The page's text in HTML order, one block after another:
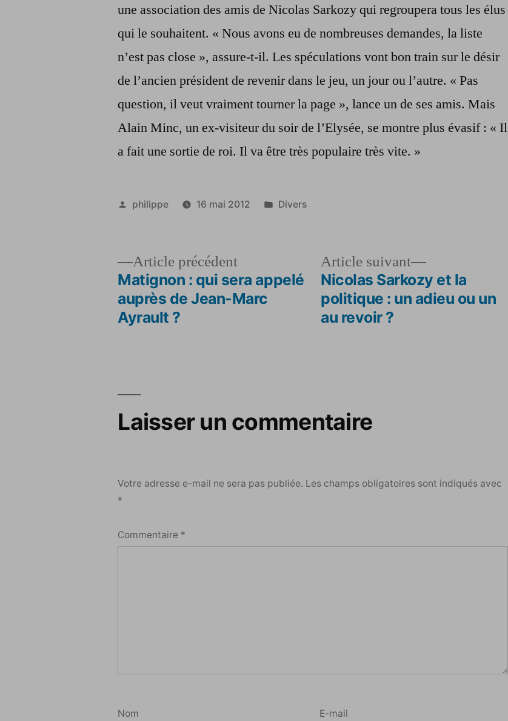
une association des amis de Nicolas Sarkozy qui regroupera tous les élus
qui le souhaitent. « Nous avons eu de nombreuses demandes, la liste
n’est pas close », assure-t-il. Les spéculations vont bon train sur le désir
de l’ancien président de revenir dans le jeu, un jour ou l’autre. « Pas
question, il veut vraiment tourner la page », lance un de ses amis. Mais
Alain Minc, un ex-visiteur du soir de l’Elysée, se montre plus évasif : « Il
a fait une sortie de roi. Il va être très populaire très vite. »
Publié
philippe 16 mai 2012
Publié
Divers
Navigation
Article précédentArticle
précédent :
Matignon : qui sera appelé
auprès de Jean-Marc
Ayrault ?
Article suivant
Article
suivant :
Nicolas Sarkozy et la
politique : un adieu ou un
au revoir ?
Laisser un commentaire
Votre adresse e-mail ne sera pas publiée. Les champs obligatoires sont indiqués avec
*
Commentaire *
Nom E-mail